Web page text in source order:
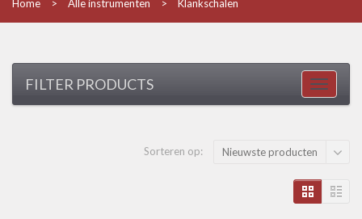
Home Alle instrumenten Klankschalen
FILTER PRODUCTS
Sorteren op: Nieuwste producten